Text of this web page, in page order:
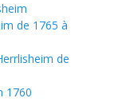
de 1765 à
de
1760